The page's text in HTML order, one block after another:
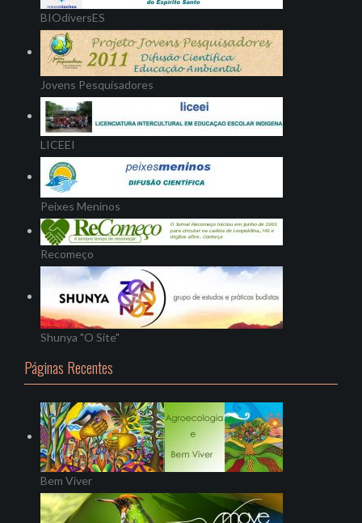
BIOdiversES
Jovens Pesquisadores
LICEEI
Peixes Meninos
Recomeço
Shunya "O Site"
Páginas Recentes
Bem Viver